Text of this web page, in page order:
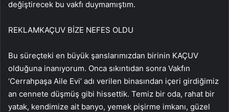
değiştirecek bu vakfı duymamıştım.
REKLAMKAÇUV BİZE NEFES OLDU
Bu süreçteki en büyük şanslarımızdan birinin KAÇUV
olduğuna inanıyorum. Onca sıkıntıdan sonra Vakfın
‘Cerrahpaşa Aile Evi’ adı verilen binasından içeri girdiğimiz
an cennete düşmüş gibi hissettik. Temiz bir oda, rahat bir
yatak, kendimize ait banyo, yemek pişirme imkanı, güzel